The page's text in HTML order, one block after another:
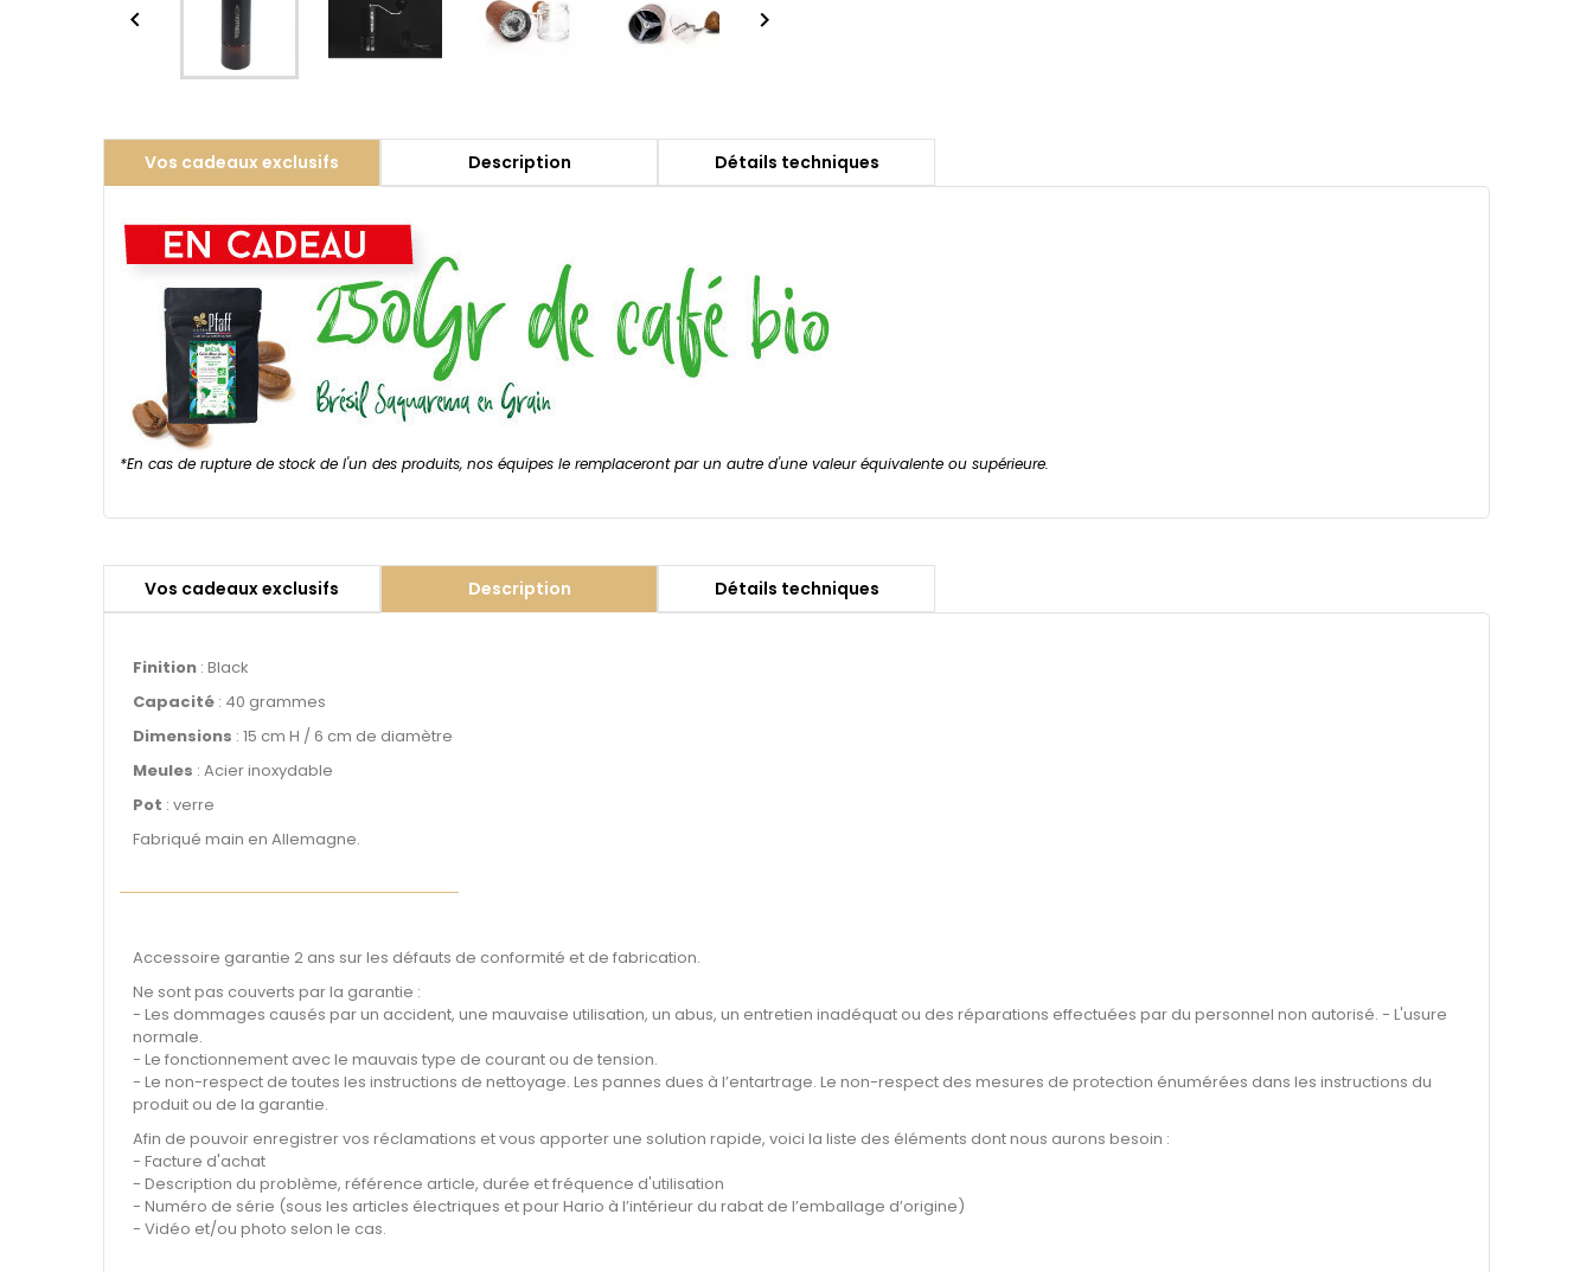
 
Vos cadeaux exclusifs Description Détails techniques
*En cas de rupture de stock de l'un des produits, nos équipes le remplaceront par un autre d'une valeur équivalente ou supérieure.
Vos cadeaux exclusifs Description Détails techniques
Finition : Black
Capacité : 40 grammes
Dimensions : 15 cm H / 6 cm de diamètre
Meules : Acier inoxydable
Pot : verre
Fabriqué main en Allemagne.
Accessoire garantie 2 ans sur les défauts de conformité et de fabrication.
Ne sont pas couverts par la garantie :
- Les dommages causés par un accident, une mauvaise utilisation, un abus, un entretien inadéquat ou des réparations effectuées par du personnel non autorisé. - L'usure
normale.
- Le fonctionnement avec le mauvais type de courant ou de tension.
- Le non-respect de toutes les instructions de nettoyage. Les pannes dues à l’entartrage. Le non-respect des mesures de protection énumérées dans les instructions du
produit ou de la garantie.
Afin de pouvoir enregistrer vos réclamations et vous apporter une solution rapide, voici la liste des éléments dont nous aurons besoin :
- Facture d'achat
- Description du problème, référence article, durée et fréquence d'utilisation
- Numéro de série (sous les articles électriques et pour Hario à l’intérieur du rabat de l’emballage d’origine)
- Vidéo et/ou photo selon le cas.